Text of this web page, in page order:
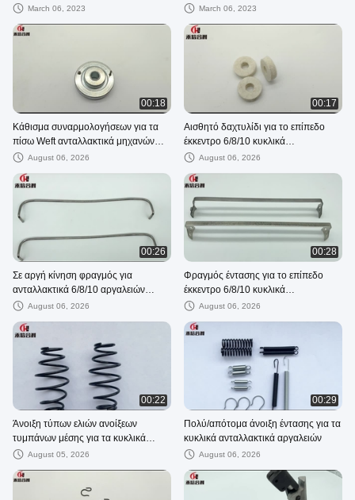
κύπελλων ανταλλακτικών
March 06, 2023
σαϊτώνMarch 06, 2023
00:18
Κάθισμα συναρμολογήσεων για τα
πίσω Weft ανταλλακτικά μηχανών
αργαλειών ροδών κυκλικά
August 06, 2026
00:17
Αισθητό δαχτυλίδι για το επίπεδο
έκκεντρο 6/8/10 κυκλικά
ανταλλακτικά αργαλειών σαϊτών
August 06, 2026
00:26
Σε αργή κίνηση φραγμός για
ανταλλακτικά 6/8/10 αργαλειών
σαϊτών τα κυκλικά
August 06, 2026
00:28
Φραγμός έντασης για το επίπεδο
έκκεντρο 6/8/10 κυκλικά
ανταλλακτικά αργαλειών σαϊτών
August 06, 2026
00:22
Άνοιξη τύπων ελιών ανοίξεων
τυμπάνων μέσης για τα κυκλικά
ανταλλακτικά αργαλειών
August 05, 2026
00:29
Πολύ/απότομα άνοιξη έντασης για τα
κυκλικά ανταλλακτικά αργαλειών
August 06, 2026